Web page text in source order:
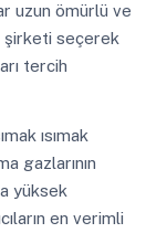
uzun ömürlü ve
şirketi seçerek
tercih
ısımak
gazlarının
yüksek
en verimli